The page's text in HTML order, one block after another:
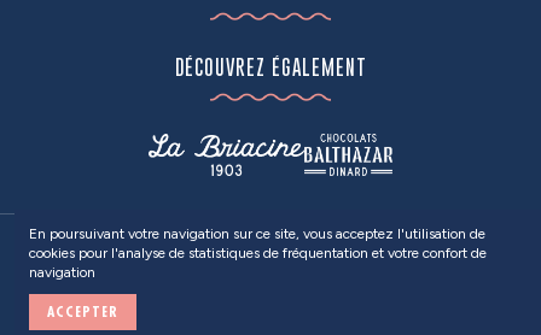
DÉCOUVREZ ÉGALEMENT
2024MAISON JOYEUX
En poursuivant votre navigation sur ce site, vous acceptez l'utilisation de
cookies pour l'analyse de statistiques de fréquentation et votre confort de
navigation
ACCEPTER